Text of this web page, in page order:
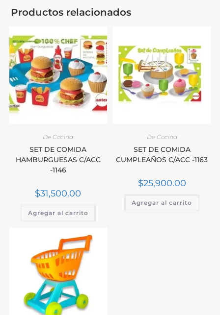
Productos relacionados
De Cocina
SET DE COMIDA
HAMBURGUESAS C/ACC
-1146
$31,500.00
Agregar al carrito
De Cocina
SET DE COMIDA
CUMPLEAÑOS C/ACC -1163
$25,900.00
Agregar al carrito